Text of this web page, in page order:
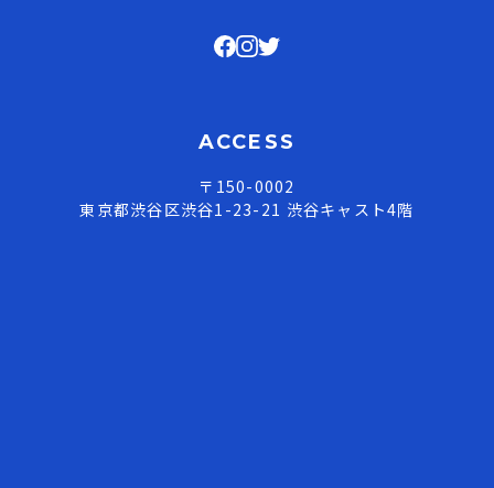
ACCESS
〒150-0002
東京都渋谷区渋谷1-23-21 渋谷キャスト4階